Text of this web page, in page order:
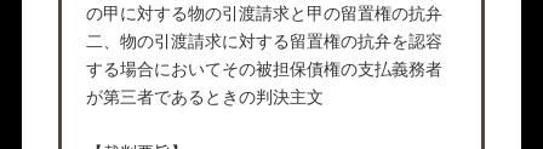
の甲に対する物の引渡請求と甲の留置権の抗弁
二、物の引渡請求に対する留置権の抗弁を認容
する場合においてその被担保債権の支払義務者
が第三者であるときの判決主文